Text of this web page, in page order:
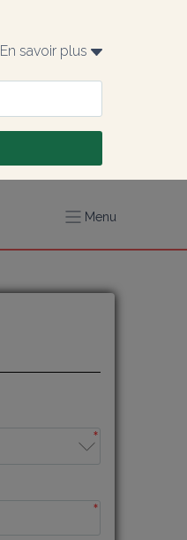
En savoir plus
Menu
*
*